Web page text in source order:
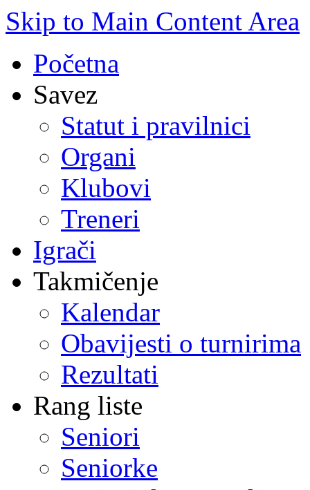
Skip to Main Content Area
Početna
Savez
Statut i pravilnici
Organi
Klubovi
Treneri
Igrači
Takmičenje
Kalendar
Obavijesti o turnirima
Rezultati
Rang liste
Seniori
Seniorke